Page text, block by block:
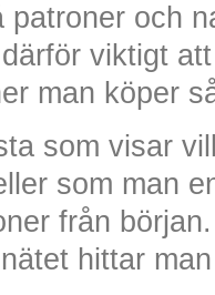
patroner och
viktigt
man köper
som visar
som man
från
hittar